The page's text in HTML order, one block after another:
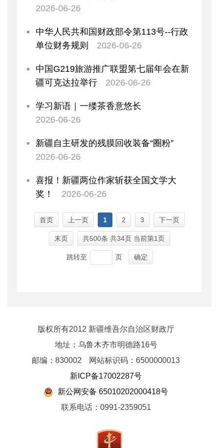
2026-06-26
中华人民共和国财政部令第113号--行政
单位财务规则
2026-06-26
中国G219旅游推广联盟第七届年会在新
疆可克达拉举行
2026-06-26
学习新语｜一缕茶香意悠长
2026-06-26
新疆自主研发的残膜回收装备“圈粉”
2026-06-26
喜报！新疆两位作家斩获全国文学大
奖！
2026-06-26
首页 上一页 1 2 3 下一页
末页 共500条 共34页 当前第1页
跳转至 页 确定
版权所有2012 新疆维吾尔自治区财政厅
地址：乌鲁木齐市明德路16号
邮编：830002
网站标识码：6500000013
新ICP备17002287号
新公网安备 65010202000418号
联系电话：0991-2359051